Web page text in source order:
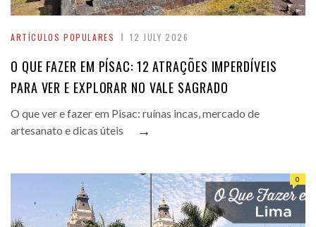
ARTÍCULOS POPULARES 12 JULY 2026
O QUE FAZER EM PÍSAC: 12 ATRAÇÕES IMPERDÍVEIS
PARA VER E EXPLORAR NO VALE SAGRADO
O que ver e fazer em Pisac: ruínas incas, mercado de
artesanato e dicas úteis
→
0